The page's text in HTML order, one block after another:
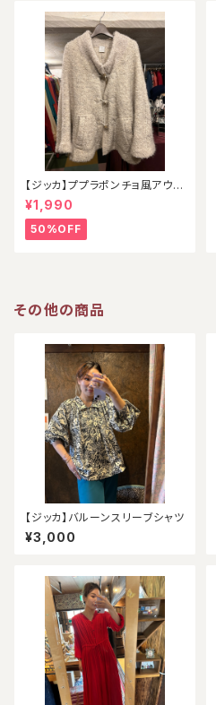
【ジッカ】ププラポンチョ風アウタ
ー
¥1,990
50%OFF
その他の商品
【ジッカ】バルーンスリーブシャツ
¥3,000